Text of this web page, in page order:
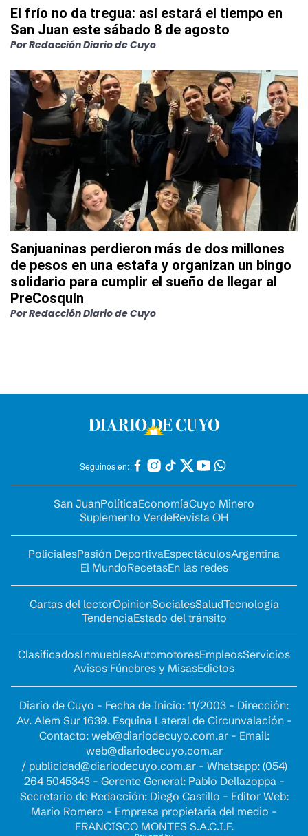
El frío no da tregua: así estará el tiempo en
San Juan este sábado 8 de agosto
PorRedacción Diario de Cuyo
Sanjuaninas perdieron más de dos millones
de pesos en una estafa y organizan un bingo
solidario para cumplir el sueño de llegar al
PreCosquín
PorRedacción Diario de Cuyo
Seguinos en:
San JuanPolíticaEconomíaCuyo Minero
Suplemento VerdeRevista OH
PolicialesPasión DeportivaEspectáculosArgentina
El MundoRecetasEn las redes
Cartas del lectorOpinionSocialesSaludTecnología
TendenciaEstado del tránsito
ClasificadosInmueblesAutomotoresEmpleosServicios
Avisos Fúnebres y MisasEdictos
Diario de Cuyo - Fecha de Inicio: 11/2003 - Dirección:
Av. Alem Sur 1639. Esquina Lateral de Circunvalación -
Contacto: web@diariodecuyo.com.ar- Email:
web@diariodecuyo.com.ar
/ publicidad@diariodecuyo.com.ar- Whatsapp: (054)
264 5045343 - Gerente General: Pablo Dellazoppa -
Secretario de Redacción: Diego Castillo - Editor Web:
Mario Romero - Empresa propietaria del medio -
FRANCISCO MONTES S.A.C.I.F.